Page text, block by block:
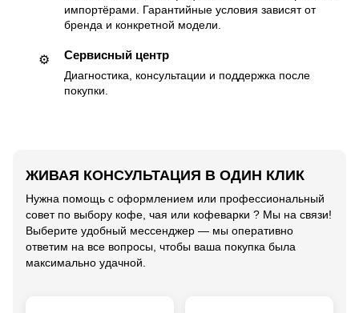
импортёрами. Гарантийные условия зависят от
бренда и конкретной модели.
⚙️ Сервисный центр
Диагностика, консультации и поддержка после
покупки.
ЖИВАЯ КОНСУЛЬТАЦИЯ В ОДИН КЛИК
Нужна помощь с оформлением или профессиональный
совет по выбору кофе, чая или кофеварки ? Мы на связи!
Выберите удобный мессенджер — мы оперативно
ответим на все вопросы, чтобы ваша покупка была
максимально удачной.